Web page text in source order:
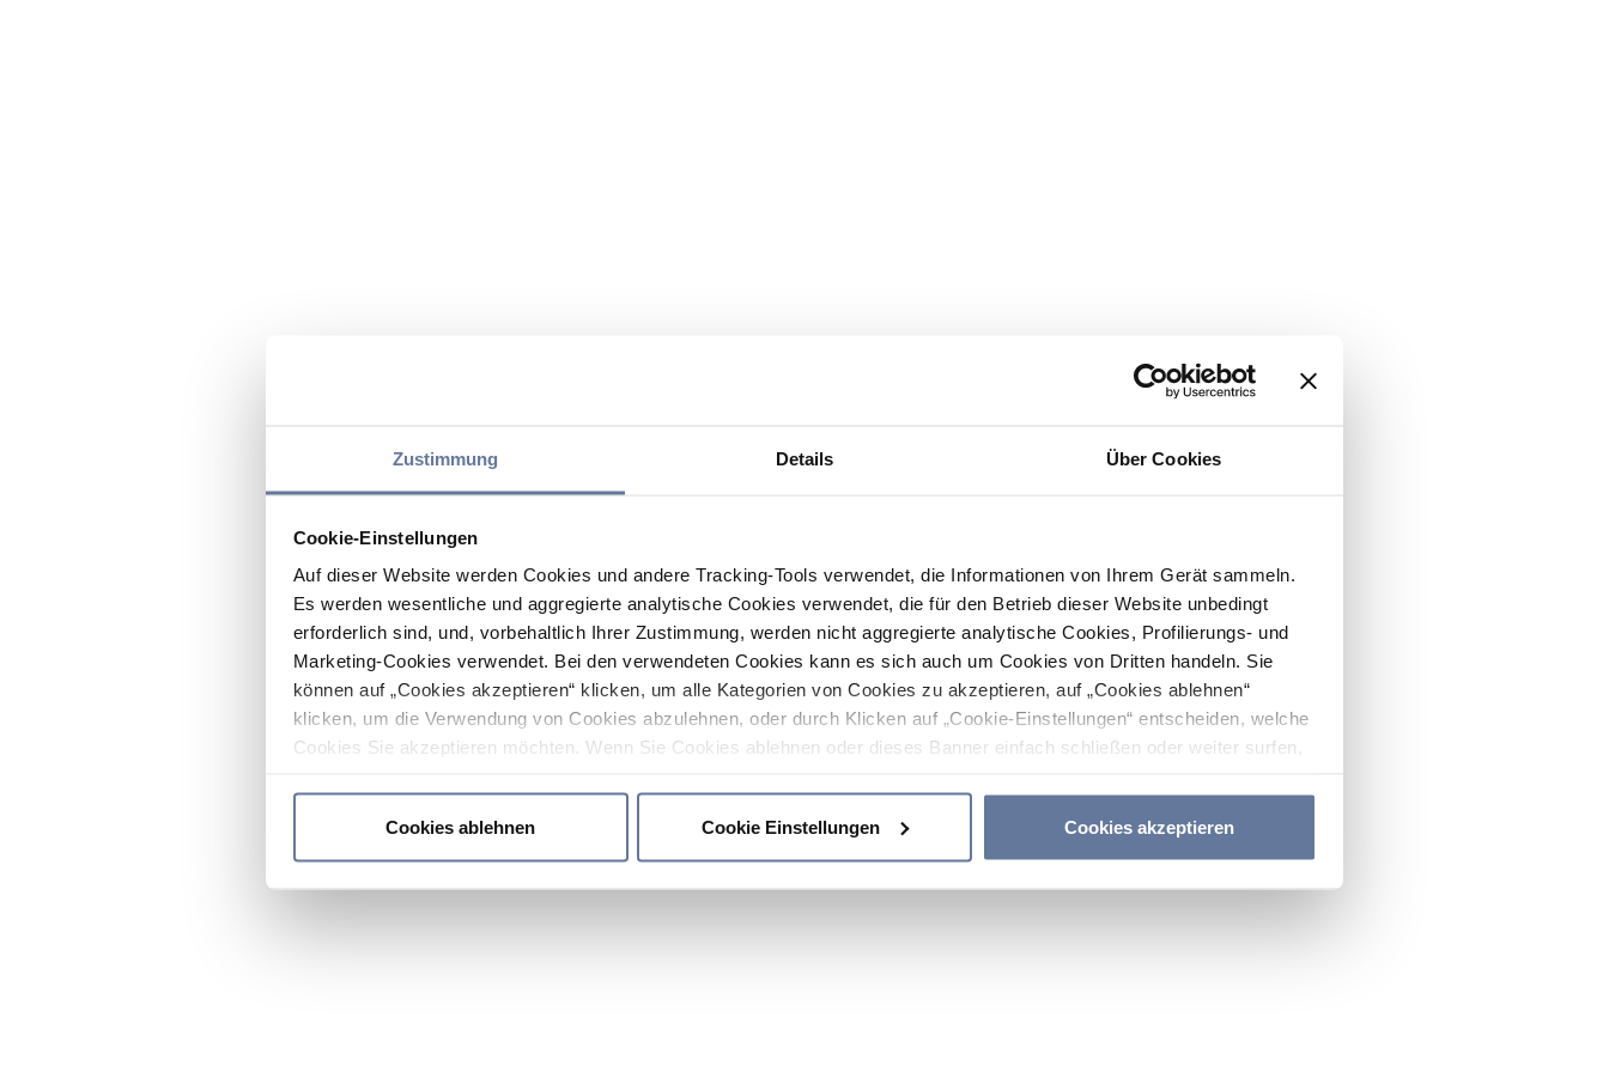
Zustimmung Details Über Cookies
Cookie-Einstellungen
Auf dieser Website werden Cookies und andere Tracking-Tools verwendet, die Informationen von Ihrem Gerät sammeln.
Es werden wesentliche und aggregierte analytische Cookies verwendet, die für den Betrieb dieser Website unbedingt
erforderlich sind, und, vorbehaltlich Ihrer Zustimmung, werden nicht aggregierte analytische Cookies, Profilierungs- und
Marketing-Cookies verwendet. Bei den verwendeten Cookies kann es sich auch um Cookies von Dritten handeln. Sie
können auf „Cookies akzeptieren“ klicken, um alle Kategorien von Cookies zu akzeptieren, auf „Cookies ablehnen“
klicken, um die Verwendung von Cookies abzulehnen, oder durch Klicken auf „Cookie-Einstellungen“ entscheiden, welche
Cookies Sie akzeptieren möchten. Wenn Sie Cookies ablehnen oder dieses Banner einfach schließen oder weiter surfen,
Cookies ablehnen
Cookie Einstellungen Cookies akzeptieren